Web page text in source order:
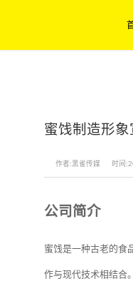
蜜饯制造形
作者:黑雀传媒 时间
公司简介
蜜饯是一种古老的食
作与现代技术相结合